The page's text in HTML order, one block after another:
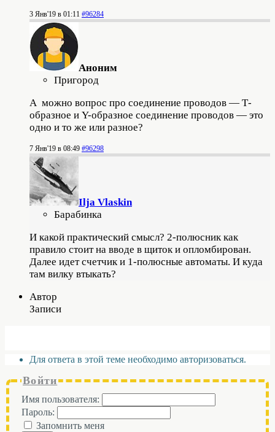
3 Янв'19 в 01:11 #96284
Аноним
Пригород
А можно вопрос про соединение проводов — Т-
образное и Y-образное соединение проводов — это
одно и то же или разное?
7 Янв'19 в 08:49 #96298
Ilja Vlaskin
Барабинка
И какой практический смысл? 2-полюсник как
правило стоит на вводе в щиток и опломбирован.
Далее идет счетчик и 1-полюсные автоматы. И куда
там вилку втыкать?
Автор
Записи
Для ответа в этой теме необходимо авторизоваться.
Войти
Имя пользователя:
Пароль:
Запомнить меня